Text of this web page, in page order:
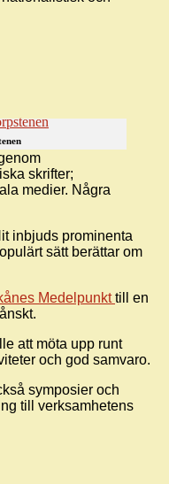
skrifter;
medier. Några
inbjuds prominenta
sätt berättar om
Medelpunkttill en
att möta upp runt
och god samvaro.
symposier och
till verksamhetens